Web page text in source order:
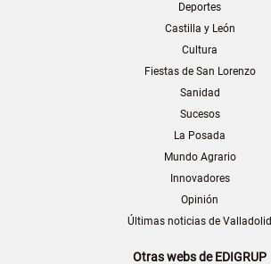
Deportes
Castilla y León
Cultura
Fiestas de San Lorenzo
Sanidad
Sucesos
La Posada
Mundo Agrario
Innovadores
Opinión
Últimas noticias de Valladolid
Otras webs de EDIGRUP